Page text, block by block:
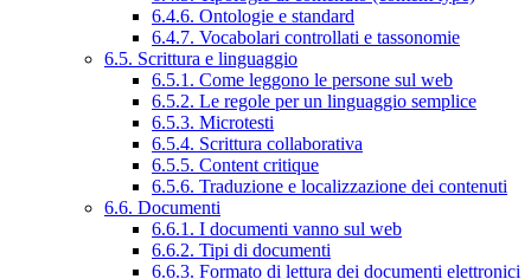
6.4.6. Ontologie e standard
6.4.7. Vocabolari controllati e tassonomie
6.5. Scrittura e linguaggio
6.5.1. Come leggono le persone sul web
6.5.2. Le regole per un linguaggio semplice
6.5.3. Microtesti
6.5.4. Scrittura collaborativa
6.5.5. Content critique
6.5.6. Traduzione e localizzazione dei contenuti
6.6. Documenti
6.6.1. I documenti vanno sul web
6.6.2. Tipi di documenti
6.6.3. Formato di lettura dei documenti elettronici